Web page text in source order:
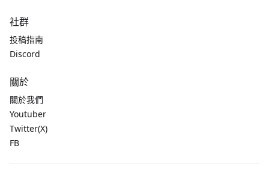
社群
投稿指南
Discord
關於
關於我們
Youtuber
Twitter(X)
FB